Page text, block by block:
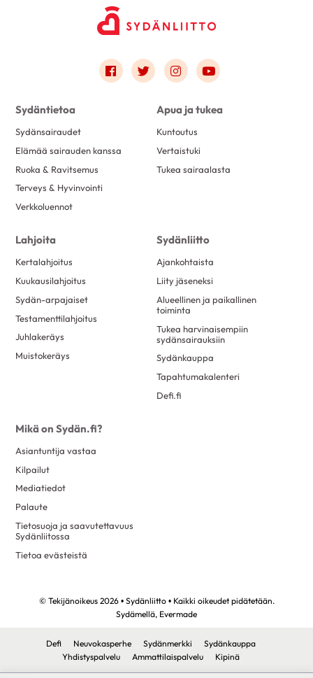
Link to facebook
Link to twitter
Link to instagram
Link to youtube
Sydäntietoa
Sydänsairaudet
Elämää sairauden kanssa
Ruoka & Ravitsemus
Terveys & Hyvinvointi
Verkkoluennot
Apua ja tukea
Kuntoutus
Vertaistuki
Tukea sairaalasta
Lahjoita
Kertalahjoitus
Kuukausilahjoitus
Sydän-arpajaiset
Testamenttilahjoitus
Juhlakeräys
Muistokeräys
Sydänliitto
Ajankohtaista
Liity jäseneksi
Alueellinen ja paikallinen
toiminta
Tukea harvinaisempiin
sydänsairauksiin
Sydänkauppa
Tapahtumakalenteri
Defi.fi
Mikä on Sydän.fi?
Asiantuntija vastaa
Kilpailut
Mediatiedot
Palaute
Tietosuoja ja saavutettavuus
Sydänliitossa
Tietoa evästeistä
© Tekijänoikeus 2026 • Sydänliitto • Kaikki oikeudet pidätetään.
Sydämellä, Evermade
Defi Neuvokasperhe Sydänmerkki
Sydänkauppa
Yhdistyspalvelu
Ammattilaispalvelu Kipinä